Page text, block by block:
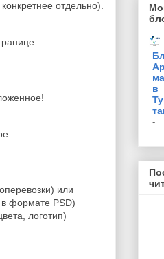
отдельно).
или
формате PSD)
логотип)
в
-